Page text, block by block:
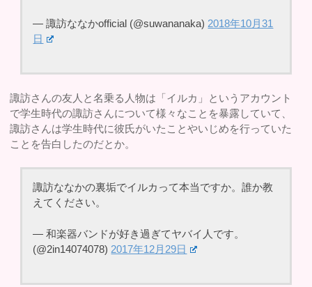
— 諏訪ななかofficial (@suwananaka) 2018年10月31
日
諏訪さんの友人と名乗る人物は「イルカ」というアカウント
で学生時代の諏訪さんについて様々なことを暴露していて、
諏訪さんは学生時代に彼氏がいたことやいじめを行っていた
ことを告白したのだとか。
諏訪ななかの裏垢でイルカって本当ですか。誰か教
えてください。
— 和楽器バンドが好き過ぎてヤバイ人です。
(@2in14074078) 2017年12月29日